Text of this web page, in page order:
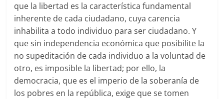
que la libertad es la característica fundamental
inherente de cada ciudadano, cuya carencia
inhabilita a todo individuo para ser ciudadano. Y
que sin independencia económica que posibilite la
no supeditación de cada individuo a la voluntad de
otro, es imposible la libertad; por ello, la
democracia, que es el imperio de la soberanía de
los pobres en la república, exige que se tomen